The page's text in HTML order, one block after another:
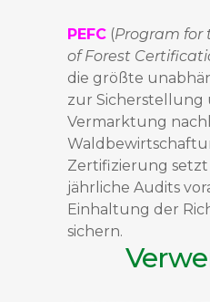
PEFC (Program for
of Forest
die größte
zur Sicherstellung
Vermarktung
Zertifizierung
jährliche Audits
Einhaltung der
sichern.